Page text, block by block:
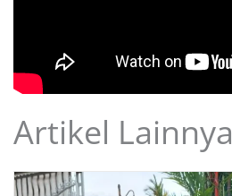
Artikel Lainnya